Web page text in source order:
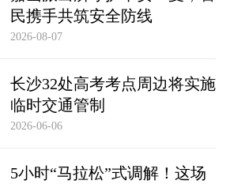
民携手共筑安全防线
2026-08-07
长沙32处高考考点周边将实施
临时交通管制
2026-06-06
5小时“马拉松”式调解！这场